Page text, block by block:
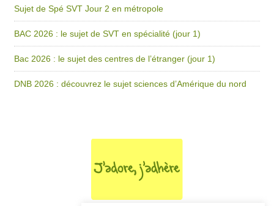
Sujet de Spé SVT Jour 2 en métropole
BAC 2026 : le sujet de SVT en spécialité (jour 1)
Bac 2026 : le sujet des centres de l’étranger (jour 1)
DNB 2026 : découvrez le sujet sciences d’Amérique du nord